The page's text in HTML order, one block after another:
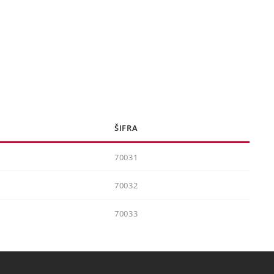
ŠIFRA
70031
70032
70033